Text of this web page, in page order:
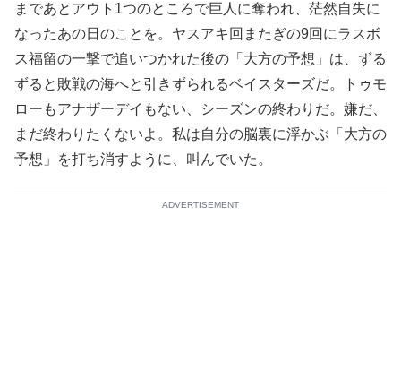
まであとアウト1つのところで巨人に奪われ、茫然自失に
なったあの日のことを。ヤスアキ回またぎの9回にラスボ
ス福留の一撃で追いつかれた後の「大方の予想」は、ずる
ずると敗戦の海へと引きずられるベイスターズだ。トゥモ
ローもアナザーデイもない、シーズンの終わりだ。嫌だ、
まだ終わりたくないよ。私は自分の脳裏に浮かぶ「大方の
予想」を打ち消すように、叫んでいた。
ADVERTISEMENT